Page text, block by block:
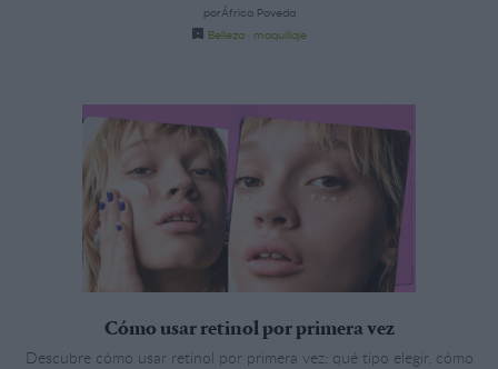
porÁfrica Poveda
Belleza
maquillaje
Cómo usar retinol por primera vez
Descubre cómo usar retinol por primera vez: qué tipo elegir, cómo